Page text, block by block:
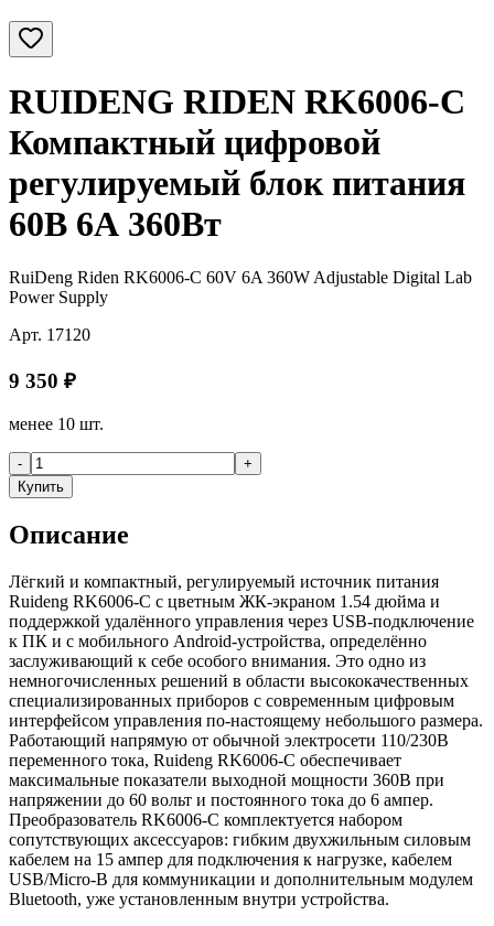
RUIDENG RIDEN RK6006-C
Компактный цифровой
регулируемый блок питания
60В 6А 360Вт
RuiDeng Riden RK6006-C 60V 6A 360W Adjustable Digital Lab
Power Supply
Арт. 17120
9 350 ₽
менее 10 шт.
-
+
Купить
Описание
Лёгкий и компактный, регулируемый источник питания
Ruideng RK6006-C c цветным ЖК-экраном 1.54 дюйма и
поддержкой удалённого управления через USB-подключение
к ПК и с мобильного Android-устройства, определённо
заслуживающий к себе особого внимания. Это одно из
немногочисленных решений в области высококачественных
специализированных приборов с современным цифровым
интерфейсом управления по-настоящему небольшого размера.
Работающий напрямую от обычной электросети 110/230В
переменного тока, Ruideng RK6006-C обеспечивает
максимальные показатели выходной мощности 360В при
напряжении до 60 вольт и постоянного тока до 6 ампер.
Преобразователь RK6006-C комплектуется набором
сопутствующих аксессуаров: гибким двухжильным силовым
кабелем на 15 ампер для подключения к нагрузке, кабелем
USB/Micro-B для коммуникации и дополнительным модулем
Bluetooth, уже установленным внутри устройства.